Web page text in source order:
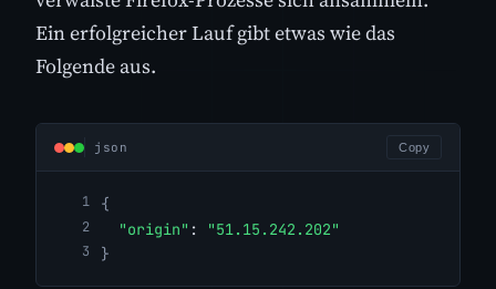
Ein erfolgreicher Lauf gibt etwas wie das
Folgende aus.
json Copy
{
"origin" :
"51.15.242.202"
}